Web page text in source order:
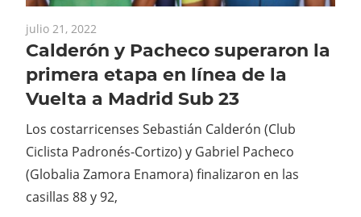
julio 21, 2022
Calderón y Pacheco superaron la
primera etapa en línea de la
Vuelta a Madrid Sub 23
Los costarricenses Sebastián Calderón (Club
Ciclista Padronés-Cortizo) y Gabriel Pacheco
(Globalia Zamora Enamora) finalizaron en las
casillas 88 y 92,